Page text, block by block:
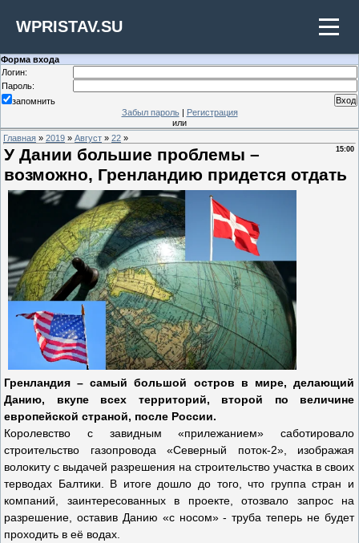
WPRISTAV.SU
Форма входа
Логин:
Пароль:
запомнить
Забыл пароль| Регистрация
или
Главная » 2019 » Август » 22 »
15:00
У Дании большие проблемы –
возможно, Гренландию придется отдать
Гренландия – самый большой остров в мире, делающий
Данию, вкупе всех территорий, второй по величине
европейской страной, после России.
Королевство с завидным «прилежанием» саботировало
строительство газопровода «Северный поток-2», изображая
волокиту с выдачей разрешения на строительство участка в своих
терводах Балтики. В итоге дошло до того, что группа стран и
компаний, заинтересованных в проекте, отозвало запрос на
разрешение, оставив Данию «с носом» - труба теперь не будет
проходить в её водах.